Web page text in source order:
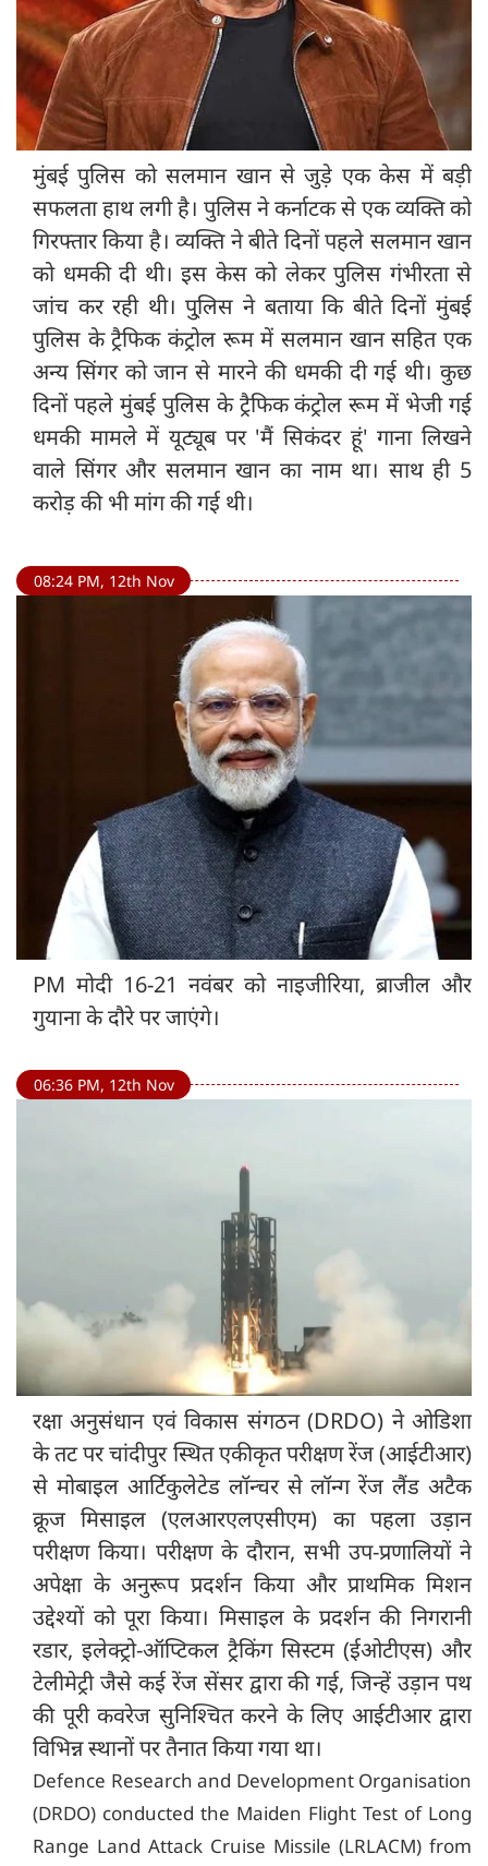
मुंबई पुलिस को सलमान खान से जुड़े एक केस में बड़ी
सफलता हाथ लगी है। पुलिस ने कर्नाटक से एक व्यक्ति को
गिरफ्तार किया है। व्यक्ति ने बीते दिनों पहले सलमान खान
को धमकी दी थी। इस केस को लेकर पुलिस गंभीरता से
जांच कर रही थी। पु्लिस ने बताया कि बीते दिनों मुंबई
पुलिस के ट्रैफिक कंट्रोल रूम में सलमान खान सहित एक
अन्य सिंगर को जान से मारने की धमकी दी गई थी। कुछ
दिनों पहले मुंबई पुलिस के ट्रैफिक कंट्रोल रूम में भेजी गई
धमकी मामले में यूट्यूब पर 'मैं सिकंदर हूं' गाना लिखने
वाले सिंगर और सलमान खान का नाम था। साथ ही 5
करोड़ की भी मांग की गई थी।
08:24 PM, 12th Nov
PM मोदी 16-21 नवंबर को नाइजीरिया, ब्राजील और
गुयाना के दौरे पर जाएंगे।
06:36 PM, 12th Nov
रक्षा अनुसंधान एवं विकास संगठन (DRDO) ने ओडिशा
के तट पर चांदीपुर स्थित एकीकृत परीक्षण रेंज (आईटीआर)
से मोबाइल आर्टिकुलेटेड लॉन्चर से लॉन्ग रेंज लैंड अटैक
क्रूज मिसाइल (एलआरएलएसीएम) का पहला उड़ान
परीक्षण किया। परीक्षण के दौरान, सभी उप-प्रणालियों ने
अपेक्षा के अनुरूप प्रदर्शन किया और प्राथमिक मिशन
उद्देश्यों को पूरा किया। मिसाइल के प्रदर्शन की निगरानी
रडार, इलेक्ट्रो-ऑप्टिकल ट्रैकिंग सिस्टम (ईओटीएस) और
टेलीमेट्री जैसे कई रेंज सेंसर द्वारा की गई, जिन्हें उड़ान पथ
की पूरी कवरेज सुनिश्चित करने के लिए आईटीआर द्वारा
विभिन्न स्थानों पर तैनात किया गया था।
Defence Research and Development Organisation
(DRDO) conducted the Maiden Flight Test of Long
Range Land Attack Cruise Missile (LRLACM) from